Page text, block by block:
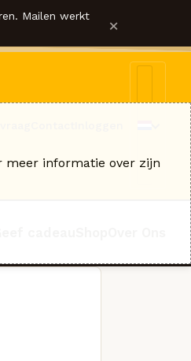
Mailen werkt ×
meer informatie over zijn